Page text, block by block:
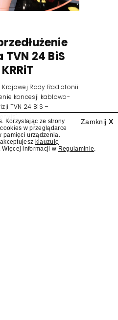
24 BiS
Krajowej Rady Radiofonii
koncesji kablowo-
TVN 24 BiS –
Zamknij X
Korzystając ze strony
w przeglądarce
pamięci urządzenia.
klauzulę
. Więcej informacji w Regulaminie.